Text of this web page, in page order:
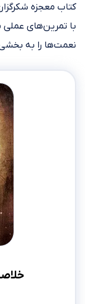
کتاب معجزه
با تمرین‌های
نعمت‌ها را به